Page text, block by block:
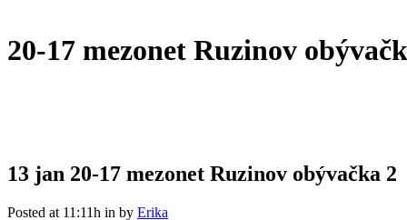
20-17 mezonet Ruzinov
13 jan 20-17 mezonet Ruzinov obývačka 2
Posted at 11:11h in by Erika